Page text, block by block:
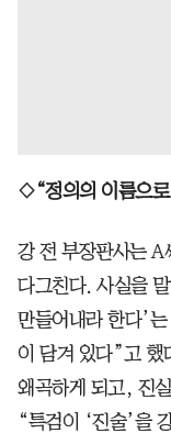
◇“정의의 이름으
강 전 부장판사는 A
다그친다. 사실을
만들어내라 한다’
이 담겨 있다”고 했
왜곡하게 되고, 진
“특검이 ‘진술’을